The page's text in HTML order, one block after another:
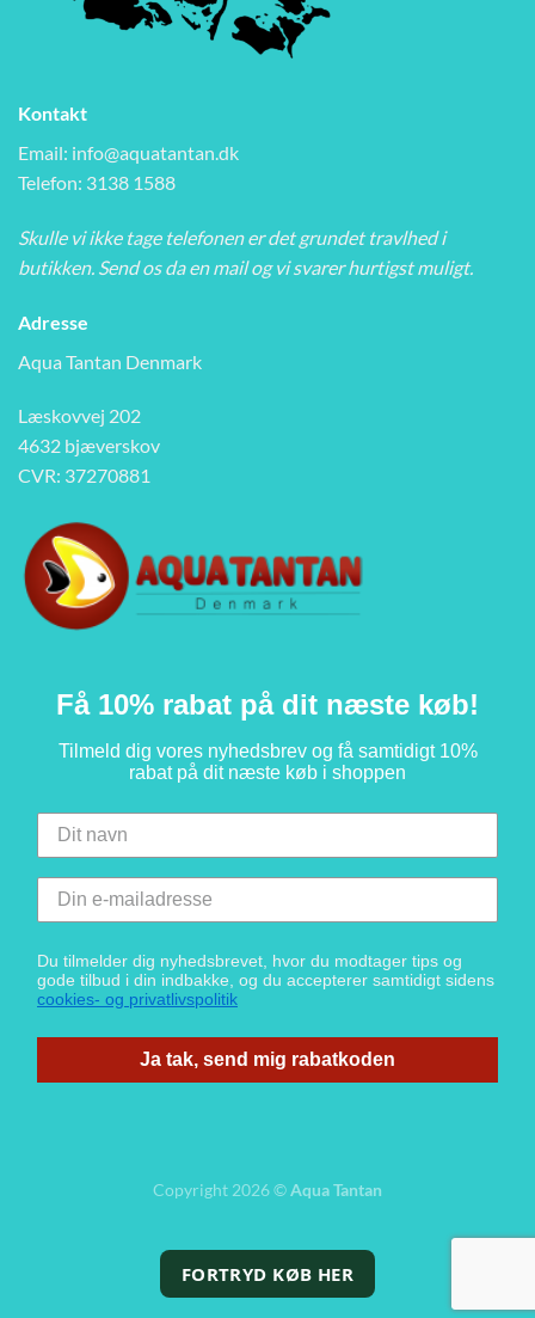
Kontakt
Email: info@aquatantan.dk
Telefon: 3138 1588
Skulle vi ikke tage telefonen er det grundet travlhed i
butikken. Send os da en mail og vi svarer hurtigst muligt.
Adresse
Aqua Tantan Denmark
Læskovvej 202
4632 bjæverskov
CVR: 37270881
Få 10% rabat på dit næste køb!
Tilmeld dig vores nyhedsbrev og få samtidigt 10%
rabat på dit næste køb i shoppen
Du tilmelder dig nyhedsbrevet, hvor du modtager tips og
gode tilbud i din indbakke, og du accepterer samtidigt sidens
cookies- og privatlivspolitik
Ja tak, send mig rabatkoden
Copyright 2026 ©Aqua Tantan
FORTRYD KØB HER